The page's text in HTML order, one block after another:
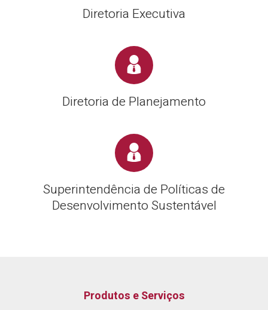
Diretoria Executiva
Diretoria de Planejamento
Superintendência de Políticas de
Desenvolvimento Sustentável
Produtos e Serviços